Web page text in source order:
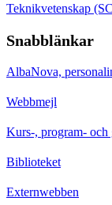
Teknikvetenskap
Snabblänkar
AlbaNova,
Webbmejl
Kurs-, program- och
Biblioteket
Externwebben